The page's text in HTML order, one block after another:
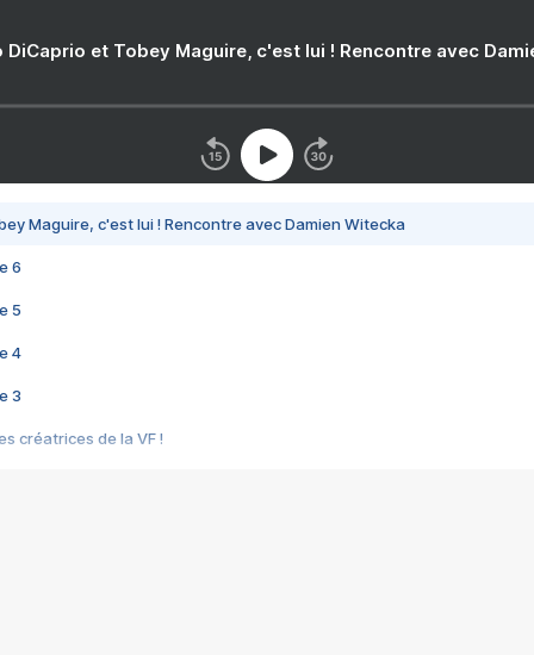
DiCaprio et Tobey Maguire, c'est lui ! Rencontre avec
Maguire, c'est lui ! Rencontre avec Damien Witecka
6
5
4
3
créatrices de la VF !